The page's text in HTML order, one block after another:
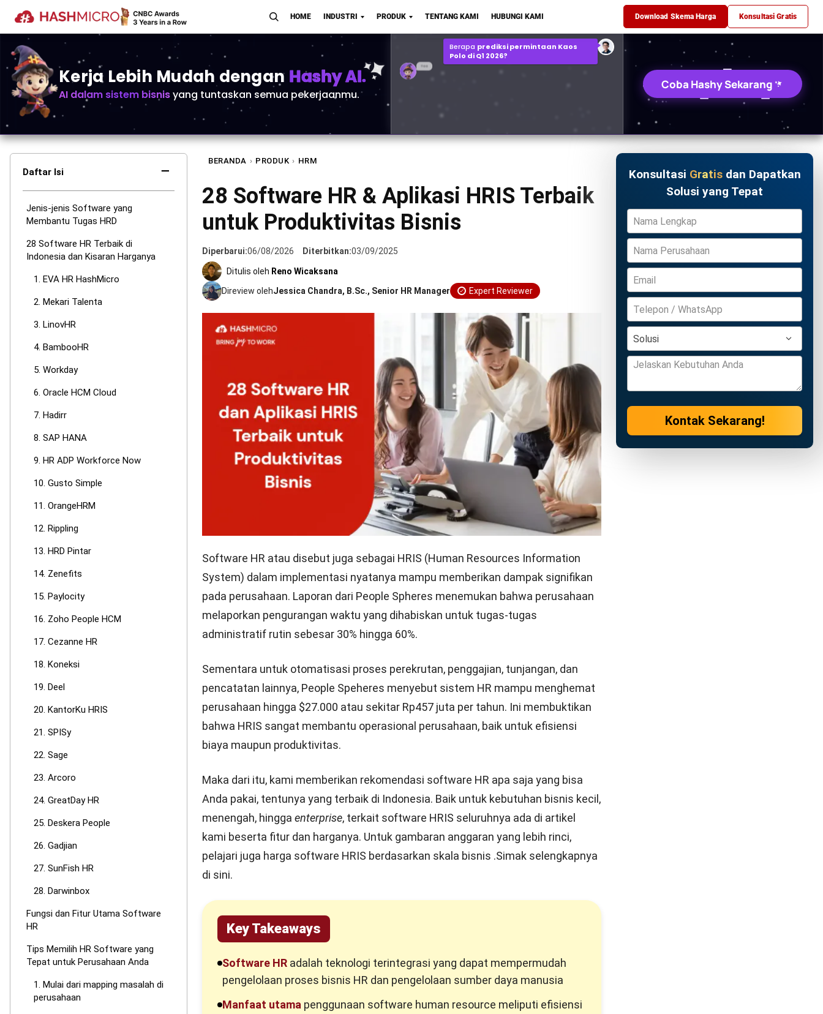
HOME INDUSTRI PRODUK TENTANG KAMI HUBUNGI KAMI Download Skema Harga Konsultasi Gratis
Kerja Lebih Mudah dengan Hashy AI.
AI dalam sistem bisnisyang tuntaskan semua pekerjaanmu.
2MB, File XLSX
Berapa prediksi permintaan Kaos
Polo di Q1 2026?
Coba Hashy Sekarang
Daftar Isi −
Jenis-jenis Software yang
Membantu Tugas HRD
28 Software HR Terbaik di
Indonesia dan Kisaran Harganya
1. EVA HR HashMicro
2. Mekari Talenta
3. LinovHR
4. BambooHR
5. Workday
6. Oracle HCM Cloud
7. Hadirr
8. SAP HANA
9. HR ADP Workforce Now
10. Gusto Simple
11. OrangeHRM
12. Rippling
13. HRD Pintar
14. Zenefits
15. Paylocity
16. Zoho People HCM
17. Cezanne HR
18. Koneksi
19. Deel
20. KantorKu HRIS
21. SPISy
22. Sage
23. Arcoro
24. GreatDay HR
25. Deskera People
26. Gadjian
27. SunFish HR
28. Darwinbox
Fungsi dan Fitur Utama Software
HR
Tips Memilih HR Software yang
Tepat untuk Perusahaan Anda
1. Mulai dari mapping masalah di
perusahaan
BERANDA › PRODUK › HRM
28 Software HR & Aplikasi HRIS Terbaik
untuk Produktivitas Bisnis
Diperbarui:06/08/2026 Diterbitkan:03/09/2025
Ditulis oleh Reno Wicaksana
Direview olehJessica Chandra, B.Sc., Senior HR Manager Expert Reviewer
Software HR atau disebut juga sebagai HRIS (Human Resources Information
System) dalam implementasi nyatanya mampu memberikan dampak signifikan
pada perusahaan. Laporan dari People Spheres menemukan bahwa perusahaan
melaporkan pengurangan waktu yang dihabiskan untuk tugas-tugas
administratif rutin sebesar 30% hingga 60%.
Sementara untuk otomatisasi proses perekrutan, penggajian, tunjangan, dan
pencatatan lainnya, People Speheres menyebut sistem HR mampu menghemat
perusahaan hingga $27.000 atau sekitar Rp457 juta per tahun. Ini membuktikan
bahwa HRIS sangat membantu operasional perusahaan, baik untuk efisiensi
biaya maupun produktivitas.
Maka dari itu, kami memberikan rekomendasi software HR apa saja yang bisa
Anda pakai, tentunya yang terbaik di Indonesia. Baik untuk kebutuhan bisnis kecil,
menengah, hingga enterprise, terkait software HRIS seluruhnya ada di artikel
kami beserta fitur dan harganya. Untuk gambaran anggaran yang lebih rinci,
pelajari juga harga software HRIS berdasarkan skala bisnis .Simak selengkapnya
di sini.
Key Takeaways
Software HR adalah teknologi terintegrasi yang dapat mempermudah
pengelolaan proses bisnis HR dan pengelolaan sumber daya manusia
Manfaat utama penggunaan software human resource meliputi efisiensi
Konsultasi Gratisdan Dapatkan
Solusi yang Tepat
Kontak Sekarang!